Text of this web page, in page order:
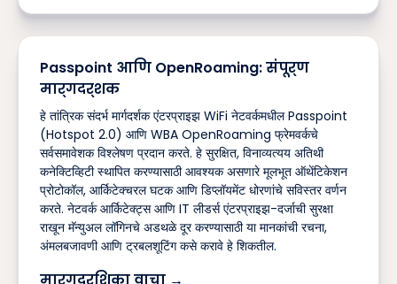
Passpoint आणि OpenRoaming: संपूर्ण
मार्गदर्शक
हे तांत्रिक संदर्भ मार्गदर्शक एंटरप्राइझ WiFi नेटवर्कमधील Passpoint
(Hotspot 2.0) आणि WBA OpenRoaming फ्रेमवर्कचे
सर्वसमावेशक विश्लेषण प्रदान करते. हे सुरक्षित, विनाव्यत्यय अतिथी
कनेक्टिव्हिटी स्थापित करण्यासाठी आवश्यक असणारे मूलभूत ऑथेंटिकेशन
प्रोटोकॉल, आर्किटेक्चरल घटक आणि डिप्लॉयमेंट धोरणांचे सविस्तर वर्णन
करते. नेटवर्क आर्किटेक्ट्स आणि IT लीडर्स एंटरप्राइझ-दर्जाची सुरक्षा
राखून मॅन्युअल लॉगिनचे अडथळे दूर करण्यासाठी या मानकांची रचना,
अंमलबजावणी आणि ट्रबलशूटिंग कसे करावे हे शिकतील.